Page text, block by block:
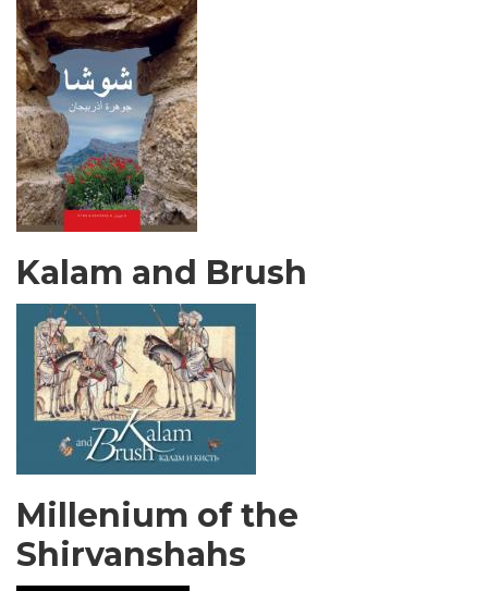
Kalam and Brush
Millenium of the
Shirvanshahs